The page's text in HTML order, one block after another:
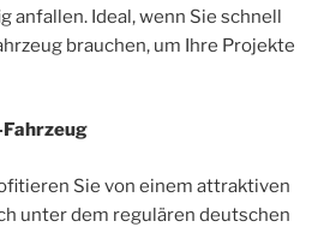
anfallen. Ideal, wenn Sie schnell
brauchen, um Ihre Projekte
Sie von einem attraktiven
unter dem regulären deutschen